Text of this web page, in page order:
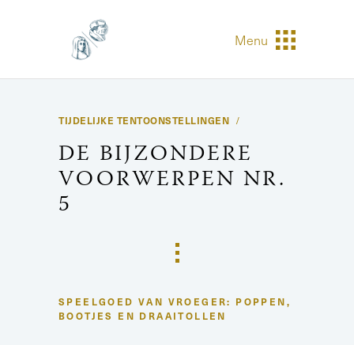
Menu
TIJDELIJKE TENTOONSTELLINGEN
DE BIJZONDERE
VOORWERPEN NR.
5
SPEELGOED VAN VROEGER: POPPEN,
BOOTJES EN DRAAITOLLEN